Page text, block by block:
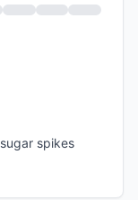
spikes